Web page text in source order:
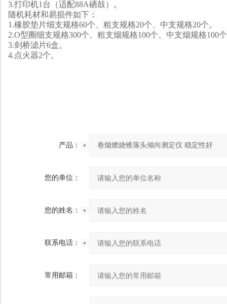
3.打印机1台（适配88A硒鼓）。
随机耗材和易损件如下：
1 .橡胶垫片细支规格60个、粗支规格20个、中支规格20个。
2.O型圈细支规格300个、粗支烟规格100个、中支烟规格100
3.剑桥滤片6盒。
4.点火器2个。
产品：
您的单位：
您的姓名：
联系电话：
常用邮箱：